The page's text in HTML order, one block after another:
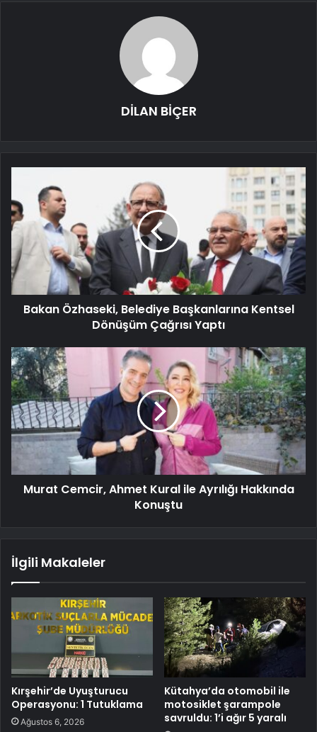
DİLAN BİÇER
Bakan Özhaseki, Belediye Başkanlarına Kentsel
Dönüşüm Çağrısı Yaptı
Murat Cemcir, Ahmet Kural ile Ayrılığı Hakkında
Konuştu
İlgili Makaleler
Kırşehir’de Uyuşturucu
Operasyonu: 1 Tutuklama
Ağustos 6, 2026
Kütahya’da otomobil ile
motosiklet şarampole
savruldu: 1’i ağır 5 yaralı